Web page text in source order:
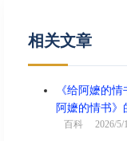
相关文章
《给阿嬷的
阿嬷的情书》
百科 2026/